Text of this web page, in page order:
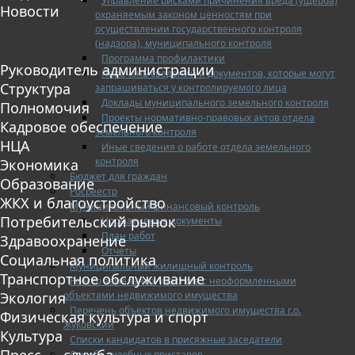
охраняемым законом ценностям при
осуществлении государственного контроля
(надзора), муниципального контроля
Программа профилактики
Перечень сведений и документов, которые могут
запрашиваться у контролируемого лица
Доклады муниципального земельного контроля
Проекты нормативно-правовых актов отдела
земельного контроля
Иные сведения о работе отдела земельного
контроля
Бюджет для граждан
Росреестр
Муниципальный финансовый контроль
Нормативные документы
План работ
Отчеты
Муниципальный жилищный контроль
Реестр земельных участков с неоформленными
объектами недвижимого имущества
Перечень объектов недвижимого имущества г.о.
Жуковский
Списки кандидатов в присяжные заседатели
Новости
Руководитель администрации
Структура
Полномочия
Кадровое обеспечение
НЦА
Экономика
Образование
ЖКХ и благоустройство
Потребительский рынок
Здравоохранение
Социальная политика
Транспортное обслуживание
Экология
Физическая культура и спорт
Культура